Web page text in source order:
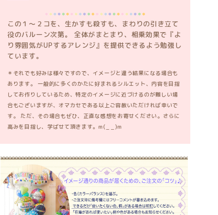
この１〜２コを、生かすも殺すも、まわりの引き立て
役のバルーン次第。 全体がまとまり、相乗効果で『よ
り雰囲気がUPするアレンジ』を提供できるよう勉強し
ています。
＊それでも好みは様々ですので、イメージと違う結果になる場合も
あります。 一般的に多くのかたに好まれるシルエット、内容を目指
してお作りしているため、特定のイメージに近づけるのが難しい場
合もございますが、オマカセである以上ご容赦いただければ幸いで
す。 ただ、その場合もぜひ、正直な感想をお寄せください。さらに
高みを目指し、学ばせて頂きます。m(_ _)m